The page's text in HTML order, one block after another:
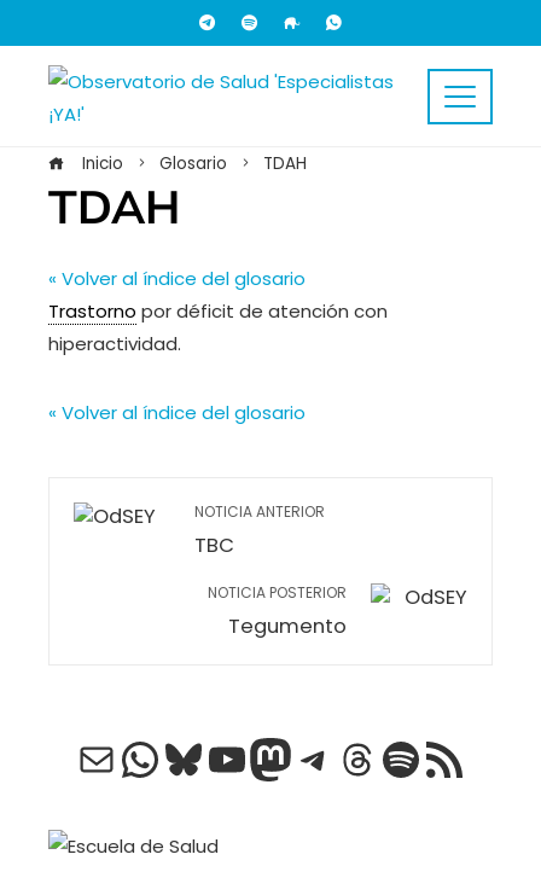
Inicio Glosario TDAH
TDAH
« Volver al índice del glosario
Trastorno por déficit de atención con
hiperactividad.
« Volver al índice del glosario
NOTICIA ANTERIOR
TBC
NOTICIA POSTERIOR
Tegumento
Correo electrónico
WhatsApp
Bluesky
YouTube
Mastodon
Telegram
Threads
Spotify
Feed RSS